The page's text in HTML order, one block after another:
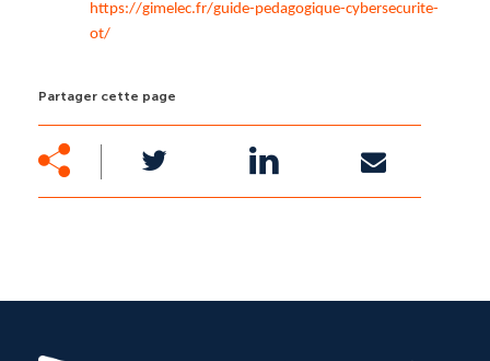
https://gimelec.fr/guide-pedagogique-cybersecurite-
ot/
Partager cette page